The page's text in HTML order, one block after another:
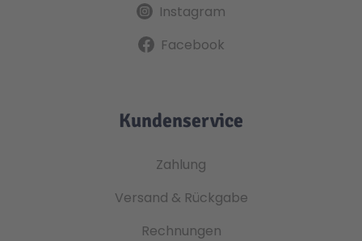
Instagram
Facebook
Kundenservice
Zahlung
Versand & Rückgabe
Rechnungen